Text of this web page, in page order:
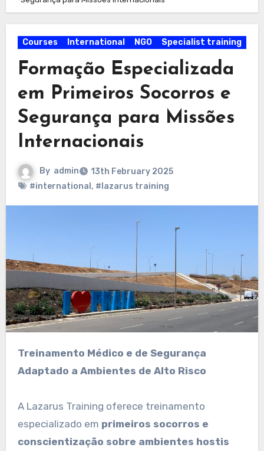
Courses International NGO Specialist training
Formação Especializada
em Primeiros Socorros e
Segurança para Missões
Internacionais
By admin
13th February 2025
#international , #lazarus training
Treinamento Médico e de Segurança
Adaptado a Ambientes de Alto Risco
A Lazarus Training oferece treinamento
especializado em primeiros socorros e
conscientização sobre ambientes hostis